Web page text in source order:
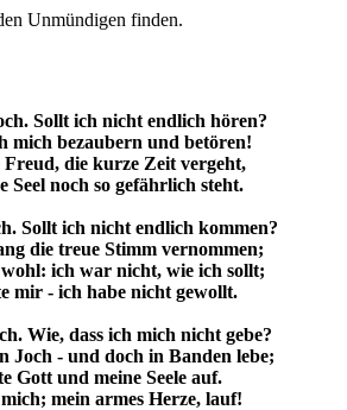
Unmündigen finden.
Sollt ich nicht endlich hören?
mich bezaubern und betören!
die kurze Zeit vergeht,
Seel noch so gefährlich steht.
Sollt ich nicht endlich kommen?
die treue Stimm vernommen;
wohl: ich war nicht, wie ich sollt;
mir - ich habe nicht gewollt.
Wie, dass ich mich nicht gebe?
Joch - und doch in Banden lebe;
Gott und meine Seele auf.
mein armes Herze, lauf!